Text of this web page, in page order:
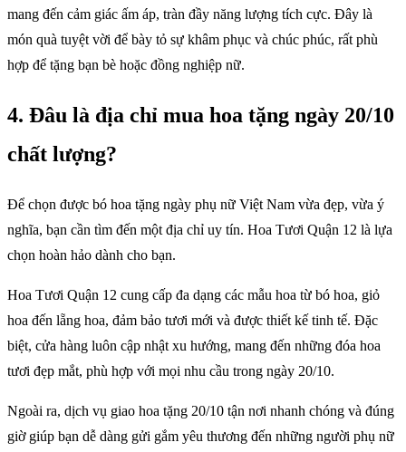
mang đến cảm giác ấm áp, tràn đầy năng lượng tích cực. Đây là
món quà tuyệt vời để bày tỏ sự khâm phục và chúc phúc, rất phù
hợp để tặng bạn bè hoặc đồng nghiệp nữ.
4. Đâu là địa chỉ mua hoa tặng ngày 20/10
chất lượng?
Để chọn được bó hoa tặng ngày phụ nữ Việt Nam vừa đẹp, vừa ý
nghĩa, bạn cần tìm đến một địa chỉ uy tín. Hoa Tươi Quận 12 là lựa
chọn hoàn hảo dành cho bạn.
Hoa Tươi Quận 12 cung cấp đa dạng các mẫu hoa từ bó hoa, giỏ
hoa đến lẵng hoa, đảm bảo tươi mới và được thiết kế tinh tế. Đặc
biệt, cửa hàng luôn cập nhật xu hướng, mang đến những đóa hoa
tươi đẹp mắt, phù hợp với mọi nhu cầu trong ngày 20/10.
Ngoài ra, dịch vụ giao hoa tặng 20/10 tận nơi nhanh chóng và đúng
giờ giúp bạn dễ dàng gửi gắm yêu thương đến những người phụ nữ